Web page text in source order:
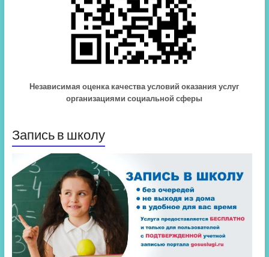
Независимая оценка качества условий оказания услуг
организациями социальной сферы
Запись в школу